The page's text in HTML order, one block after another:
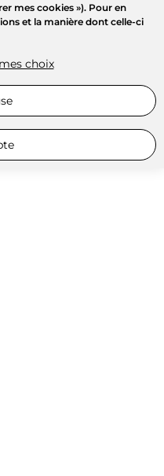
mes cookies »). Pour en
et la manière dont celle-ci
choix